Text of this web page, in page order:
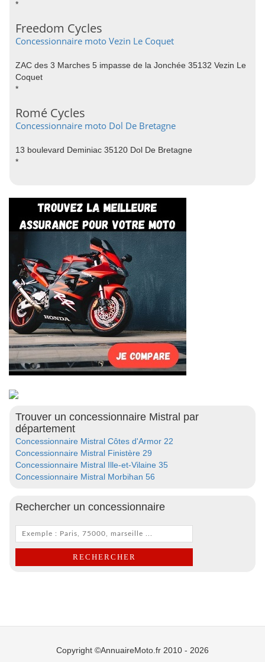
*
Freedom Cycles
Concessionnaire moto Vezin Le Coquet
ZAC des 3 Marches 5 impasse de la Jonchée 35132 Vezin Le
Coquet
*
Romé Cycles
Concessionnaire moto Dol De Bretagne
13 boulevard Deminiac 35120 Dol De Bretagne
*
Trouver un concessionnaire Mistral par
département
Concessionnaire Mistral Côtes d'Armor 22
Concessionnaire Mistral Finistère 29
Concessionnaire Mistral Ille-et-Vilaine 35
Concessionnaire Mistral Morbihan 56
Rechercher un concessionnaire
Copyright ©AnnuaireMoto.fr 2010 - 2026